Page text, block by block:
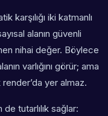
karşılığı iki katmanlı
alanın güvenli
nihai değer. Böylece
varlığını görür; ama
yer almaz.
tutarlılık sağlar: